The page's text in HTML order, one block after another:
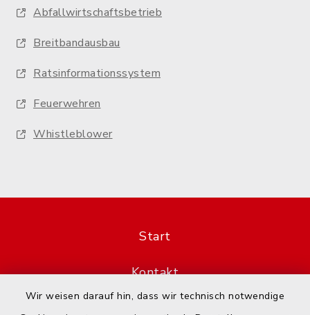
Wir weisen darauf hin, dass wir technisch notwendige
Abfallwirtschaftsbetrieb
Breitbandausbau
Ratsinformationssystem
Feuerwehren
Whistleblower
Start
Kontakt